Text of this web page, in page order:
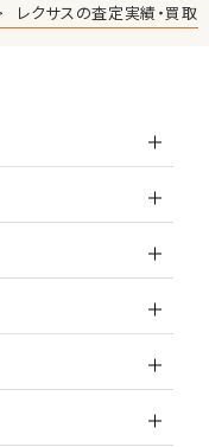
レクサスの査定実績・買取